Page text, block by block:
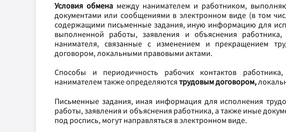
Условия обмена между нанимателем и работником,
документами или сообщениями в электронном виде (в том
содержащими письменные задания, иную информацию для
выполненной работы, заявления и объяснения
нанимателя, связанные с изменением и прекращением
договором, локальными правовыми актами.
Способы и периодичность рабочих контактов
нанимателем также определяются трудовым договором,
Письменные задания, иная информация для исполнения
работы, заявления и объяснения работника, а также иные
под роспись, могут направляться в электронном виде.